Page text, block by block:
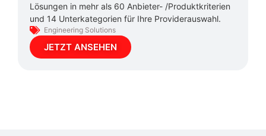
Lösungen in mehr als 60 Anbieter- /Produktkriterien
und 14 Unterkategorien für Ihre Providerauswahl.
Engineering Solutions
JETZT ANSEHEN